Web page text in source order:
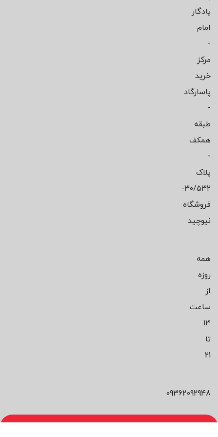
یادگار
امام
-
مرکز
خرید
پاسارگاد
-
طبقه
همکف
-
پلاک
۳۰/۵۳۲-
فروشگاه
نیوچید
همه
روزه
از
ساعت
13
تا
21
09362092948